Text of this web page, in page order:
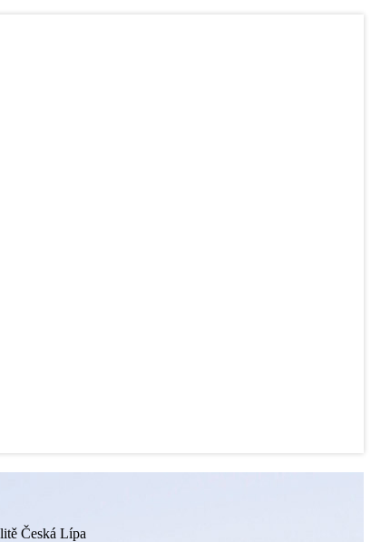
Česká Lípa